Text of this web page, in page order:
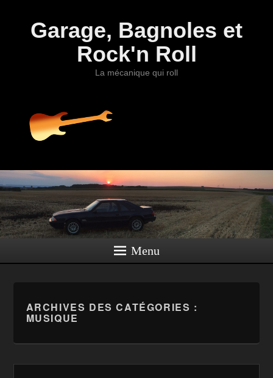
Garage, Bagnoles et
Rock'n Roll
La mécanique qui roll
Menu
ARCHIVES DES CATÉGORIES :
MUSIQUE